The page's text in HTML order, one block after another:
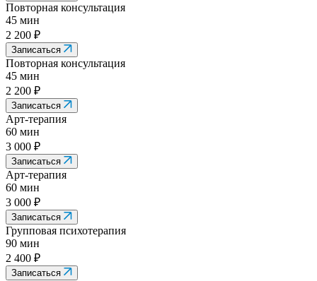
Повторная консультация
45 мин
2 200 ₽
Записаться
Повторная консультация
45 мин
2 200 ₽
Записаться
Арт-терапия
60 мин
3 000 ₽
Записаться
Арт-терапия
60 мин
3 000 ₽
Записаться
Групповая психотерапия
90 мин
2 400 ₽
Записаться